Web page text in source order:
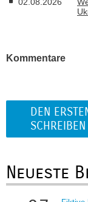
Kommentare
DEN
SCHREIBEN
Neueste